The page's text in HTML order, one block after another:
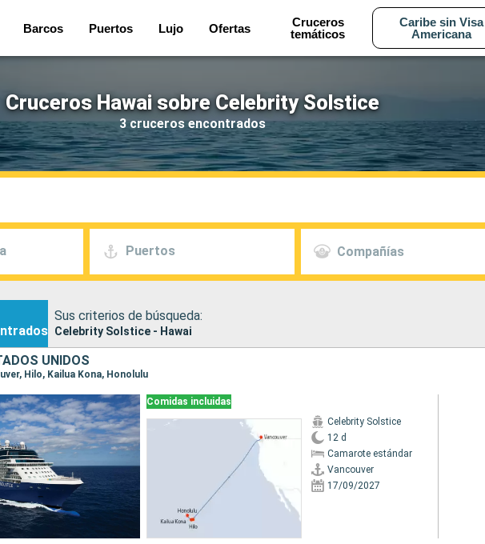
Barcos Puertos Lujo Ofertas
Cruceros
temáticos
Caribe sin Visa
Americana
Cruceros Hawai sobre Celebrity Solstice
3 cruceros encontrados
Puertos Compañías
Sus criterios de búsqueda:
Celebrity Solstice - Hawai
UNIDOS
Hilo, Kailua Kona, Honolulu
Comidas incluidas
Celebrity Solstice
12 d
Camarote estándar
Vancouver
17/09/2027